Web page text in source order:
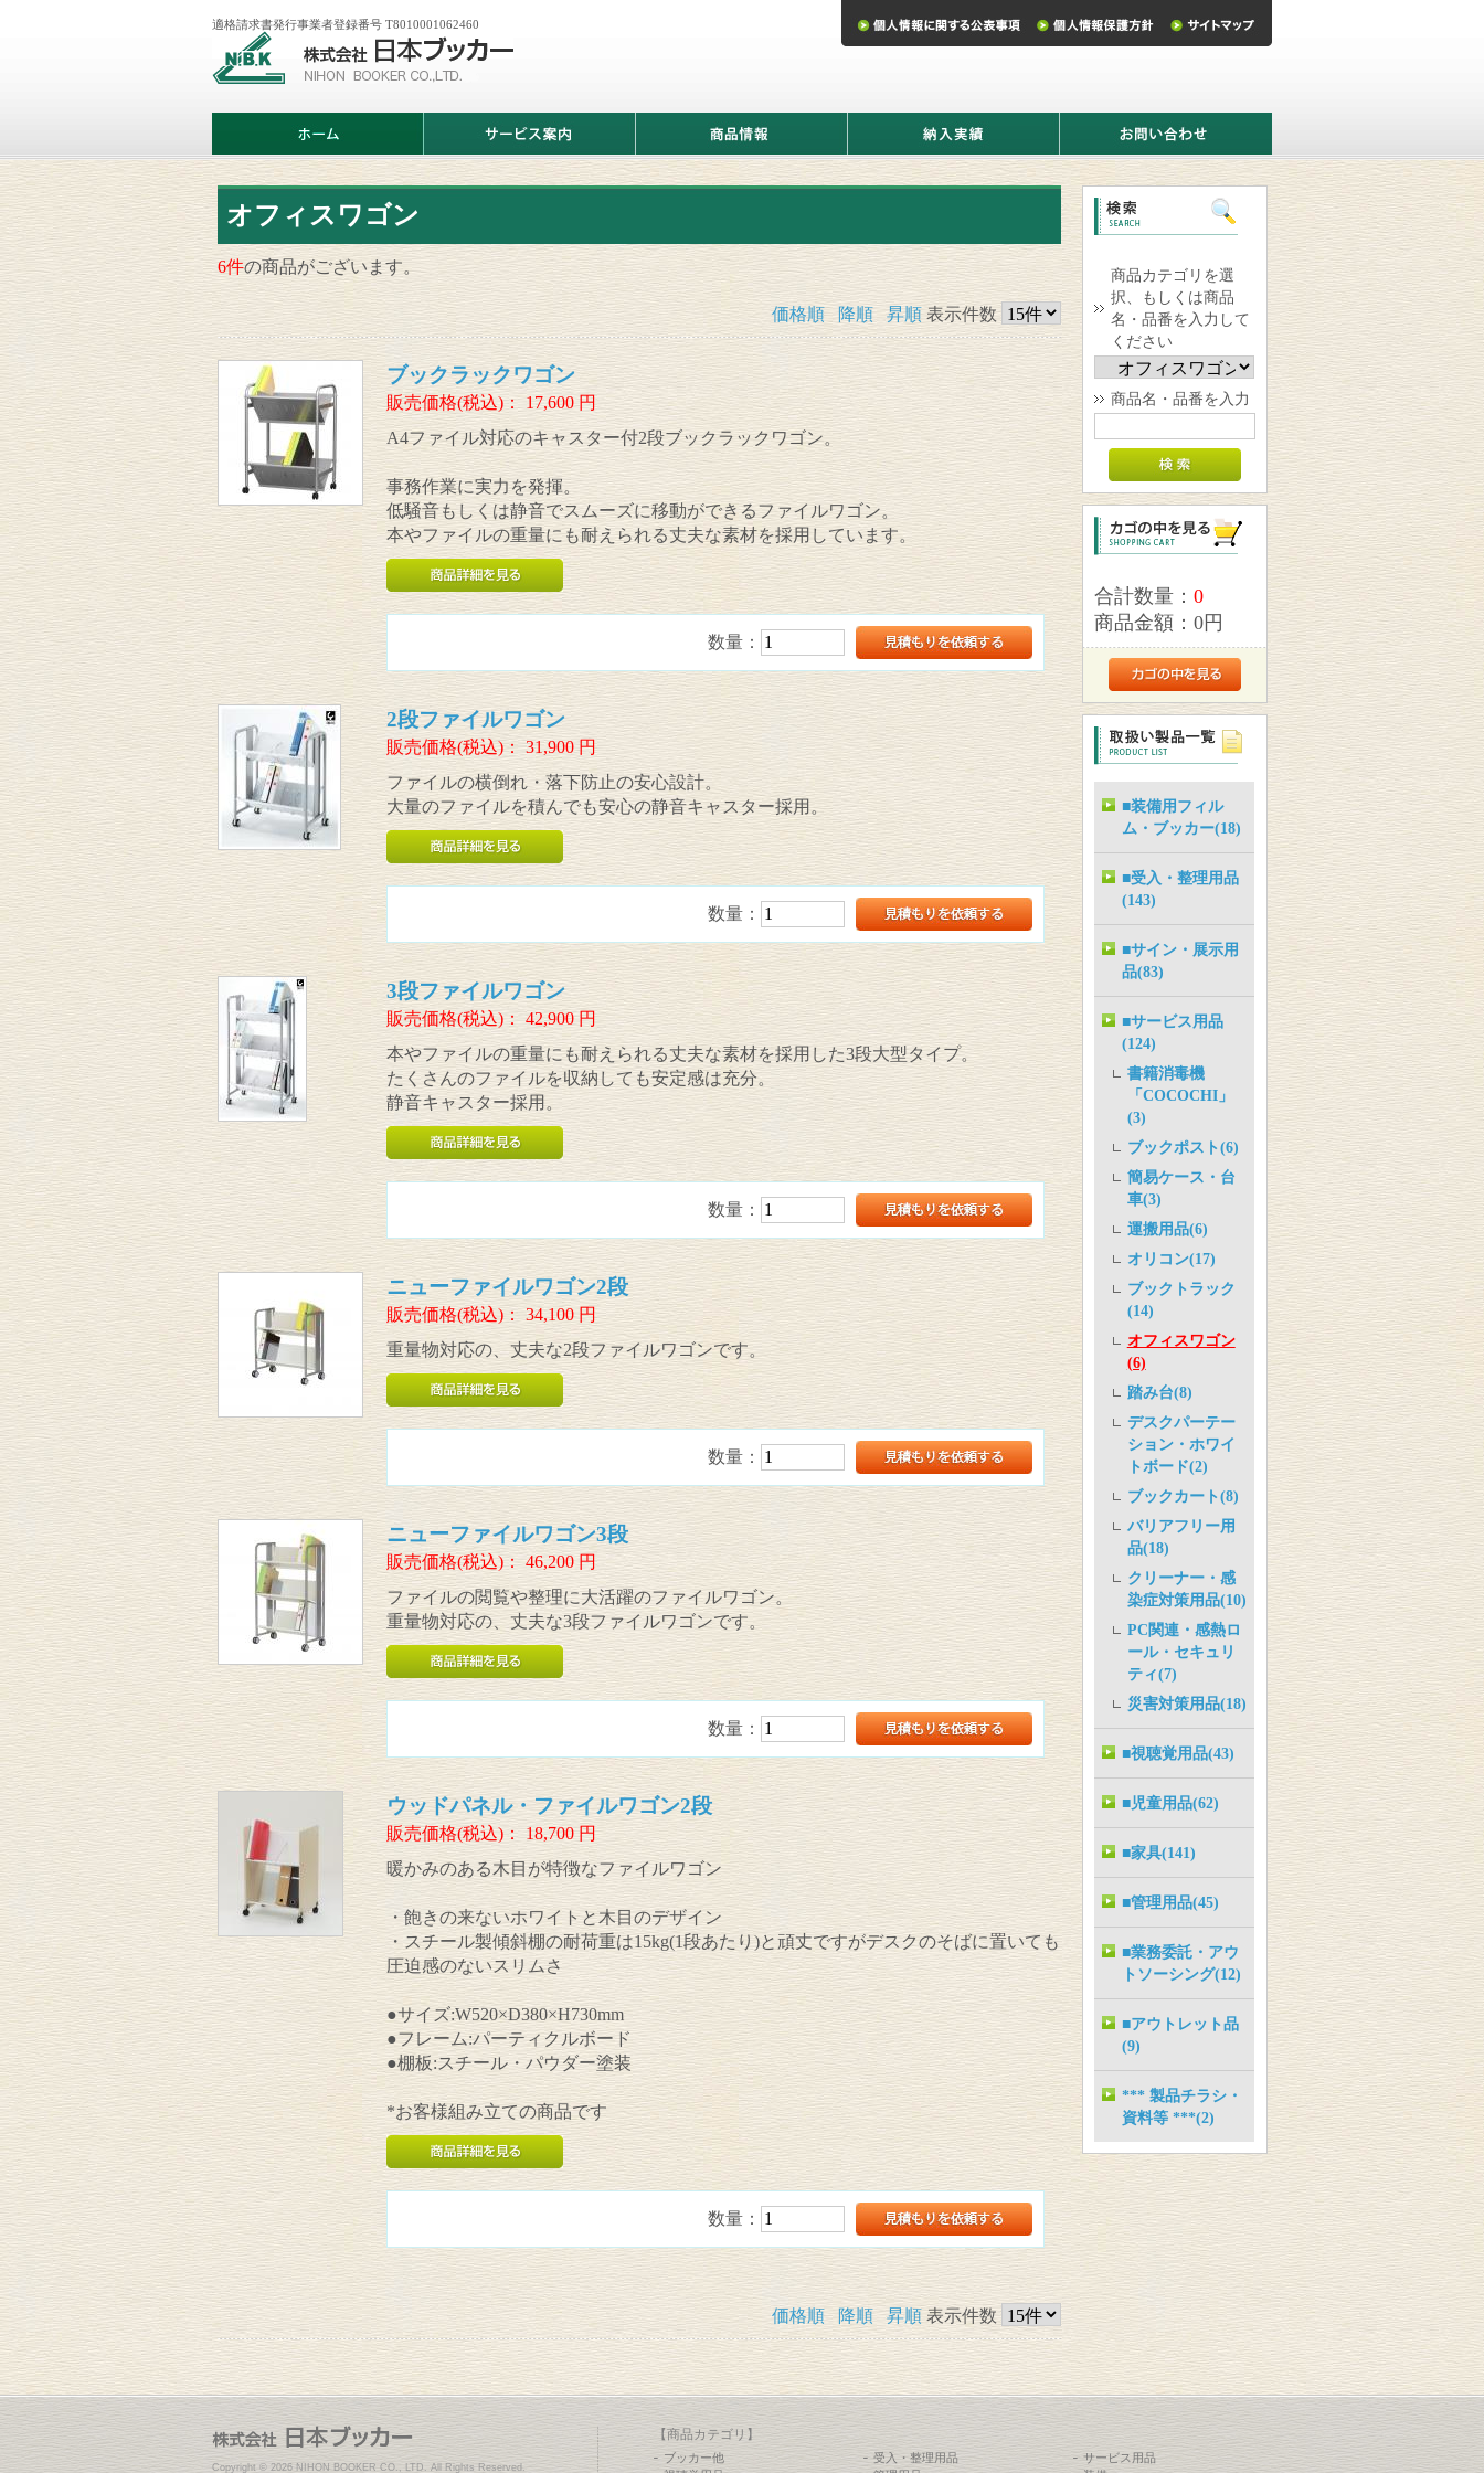
会
日
ッ
カ
ー
適格請求書発行事業者登録番号 T8010001062460
ム
ビ
ス
案
情
報
実
い
わ
オフィスワゴン
6件の商品がございます。
価格順 降順 昇順 表示件数
ブックラックワゴン
販売価格(税込)： 17,600円
A4ファイル対応のキャスター付2段ブックラックワゴン。
事務作業に実力を発揮。
低騒音もしくは静音でスムーズに移動ができるファイルワゴン。
本やファイルの重量にも耐えられる丈夫な素材を採用しています。
数量：
2段ファイルワゴン
販売価格(税込)：31,900円
ファイルの横倒れ・落下防止の安心設計。
大量のファイルを積んでも安心の静音キャスター採用。
数量：
3段ファイルワゴン
販売価格(税込)： 42,900円
本やファイルの重量にも耐えられる丈夫な素材を採用した3段大型タイプ。
たくさんのファイルを収納しても安定感は充分。
静音キャスター採用。
数量：
ニューファイルワゴン2段
販売価格(税込)： 34,100円
重量物対応の、丈夫な2段ファイルワゴンです。
数量：
ニューファイルワゴン3段
販売価格(税込)： 46,200円
ファイルの閲覧や整理に大活躍のファイルワゴン。
重量物対応の、丈夫な3段ファイルワゴンです。
数量：
ウッドパネル・ファイルワゴン2段
販売価格(税込)： 18,700円
暖かみのある木目が特徴なファイルワゴン
・飽きの来ないホワイトと木目のデザイン
・スチール製傾斜棚の耐荷重は15kg(1段あたり)と頑丈ですがデスクのそばに置いても
圧迫感のないスリムさ
●サイズ:W520×D380×H730mm
●フレーム:パーティクルボード
●棚板:スチール・パウダー塗装
*お客様組み立ての商品です
数量：
価格順 降順 昇順 表示件数
商品カテゴリを選
択、もしくは商品
名・品番を入力して
ください
商品名・品番を入力
合計数量： 0
商品金額： 0円
■装備用フィル
ム・ブッカー(18)
■受入・整理用品
(143)
■サイン・展示用
品(83)
■サービス用品
(124)
書籍消毒機
「COCOCHI」
(3)
ブックポスト(6)
簡易ケース・台
車(3)
運搬用品(6)
オリコン(17)
ブックトラック
(14)
オフィスワゴン
(6)
踏み台(8)
デスクパーテー
ション・ホワイ
トボード(2)
ブックカート(8)
バリアフリー用
品(18)
クリーナー・感
染症対策用品(10)
PC関連・感熱ロ
ール・セキュリ
ティ(7)
災害対策用品(18)
■視聴覚用品(43)
■児童用品(62)
■家具(141)
■管理用品(45)
■業務委託・アウ
トソーシング(12)
■アウトレット品
(9)
*** 製品チラシ・
資料等 ***(2)
Copyright © 2026 NIHON BOOKER CO., LTD. All Rights Reserved.
【商品カテゴリ】
ブッカー他
受入・整理用品
サービス用品